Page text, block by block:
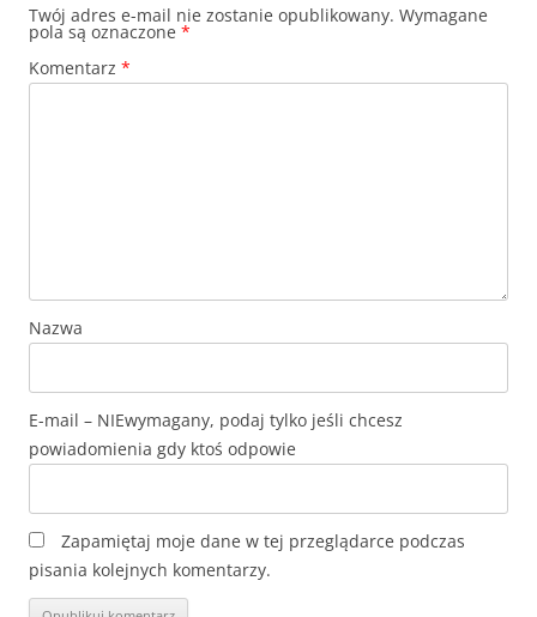
Twój adres e-mail nie zostanie opublikowany. Wymagane
pola są oznaczone *
Komentarz *
Nazwa
E-mail
Zapamiętaj moje dane w tej przeglądarce podczas
pisania kolejnych komentarzy.